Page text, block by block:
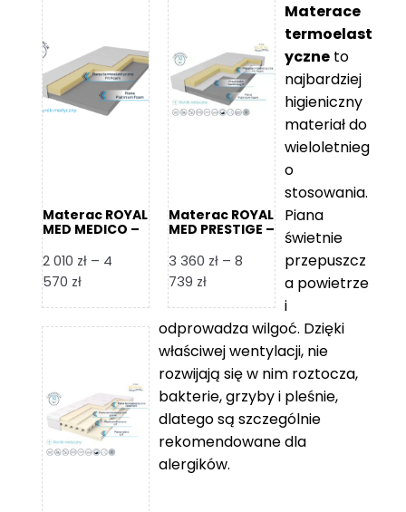
do
8
865 zł
Materac ROYAL
MED MEDICO –
2 010 zł – 4
570 złZakres
od
4
570 zł
Materac ROYAL
MED PRESTIGE –
3 360 zł – 8
739 złZakres
od
3
360 zł
do
8
739 zł
Materace
termoelast
yczne to
najbardziej
higieniczny
materiał do
wieloletnieg
o
stosowania.
Piana
świetnie
przepuszcz
a powietrze
i
odprowadza wilgoć. Dzięki
właściwej wentylacji, nie
rozwijają się w nim roztocza,
bakterie, grzyby i pleśnie,
dlatego są szczególnie
rekomendowane dla
alergików.